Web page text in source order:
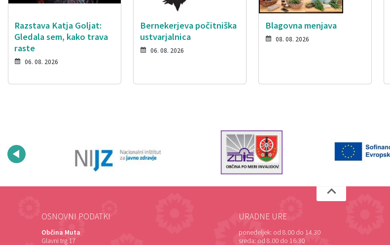
Razstava Katja Goljat:
Gledala sem, kako trava
raste
06. 08. 2026
Bernekerjeva počitniška
ustvarjalnica
06. 08. 2026
Blagovna menjava
08. 08. 2026
OSNOVNI PODATKI
Občina Muta
Glavni trg 17
URADNE URE
ponedeljek: od 8.00 do 14.30
sreda: od 8.00 do 16.30